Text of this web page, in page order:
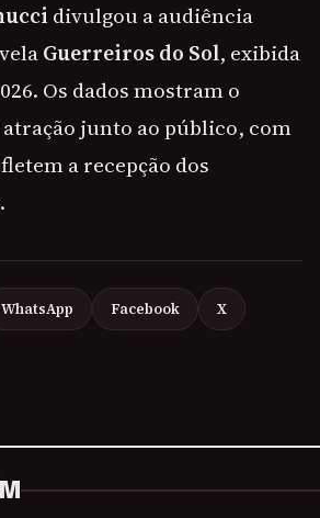
divulgou a audiência
Guerreiros do Sol, exibida
Os dados mostram o
atração junto ao público, com
a recepção dos
WhatsApp Facebook X